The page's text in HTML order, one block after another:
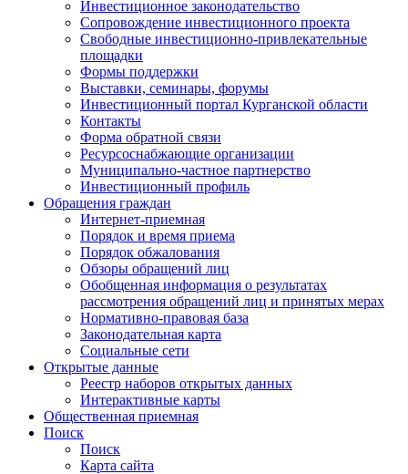
Инвестиционное законодательство
Сопровождение инвестиционного проекта
Свободные инвестиционно-привлекательные
площадки
Формы поддержки
Выставки, семинары, форумы
Инвестиционный портал Курганской области
Контакты
Форма обратной связи
Ресурсоснабжающие организации
Муниципально-частное партнерство
Инвестиционный профиль
Обращения граждан
Интернет-приемная
Порядок и время приема
Порядок обжалования
Обзоры обращений лиц
Обобщенная информация о результатах
рассмотрения обращений лиц и принятых мерах
Нормативно-правовая база
Законодательная карта
Социальные сети
Открытые данные
Реестр наборов открытых данных
Интерактивные карты
Общественная приемная
Поиск
Поиск
Карта сайта